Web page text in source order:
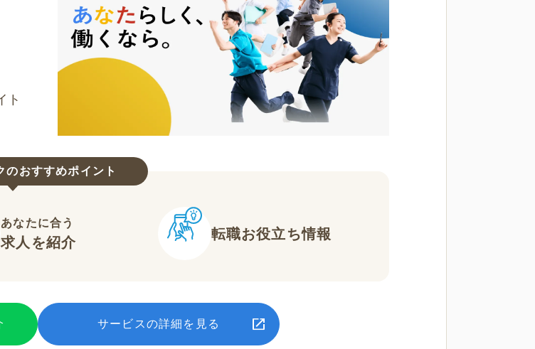
ト
のおすすめポイント
あなたに合う
求人を紹介
転職お役立ち情報
サービスの詳細を見る